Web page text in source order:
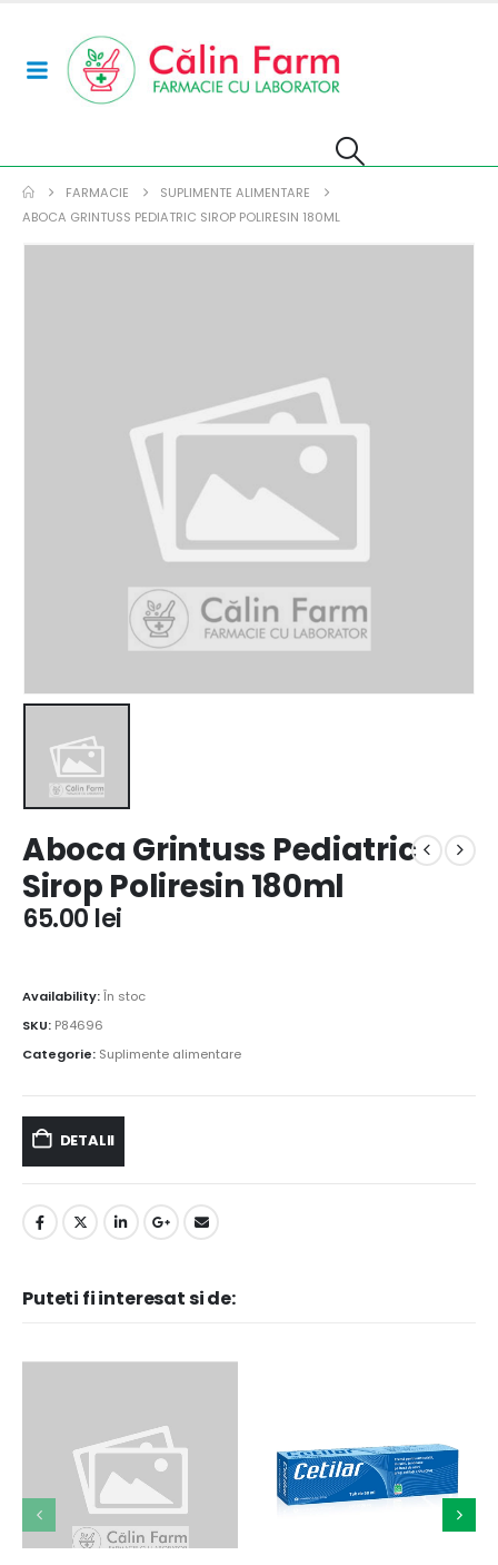
FARMACIE
SUPLIMENTE ALIMENTARE
ABOCA GRINTUSS PEDIATRIC SIROP POLIRESIN 180ML
Aboca Grintuss Pediatric
Sirop Poliresin 180ml
65.00 lei
Availability:În stoc
SKU: P84696
Categorie: Suplimente alimentare
DETALII
Puteti fi interesat si de: